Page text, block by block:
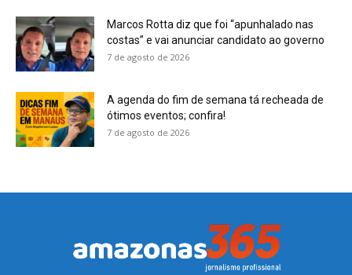
Marcos Rotta diz que foi “apunhalado nas
costas” e vai anunciar candidato ao governo
7 de agosto de 2026
A agenda do fim de semana tá recheada de
ótimos eventos; confira!
7 de agosto de 2026